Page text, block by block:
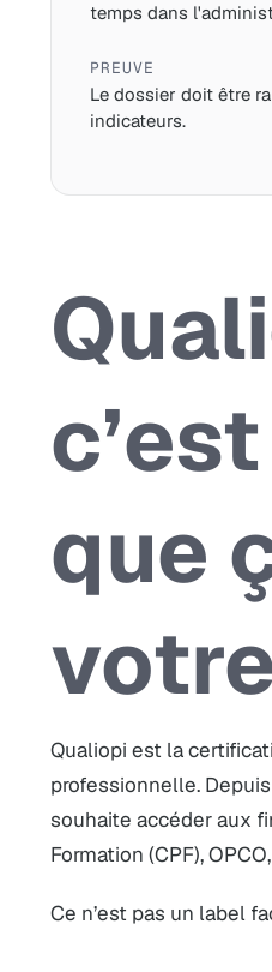
temps dans
PREUVE
Le dossier doit être
indicateurs.
que
Qualiopi est la
professionnelle.
souhaite accéder aux
Formation (CPF),
Ce n’est pas un label